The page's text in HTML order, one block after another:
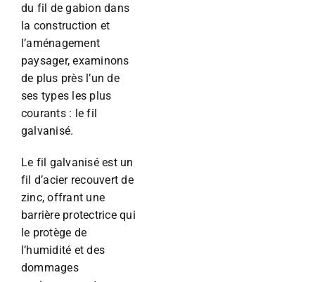
du fil de gabion dans
la construction et
l’aménagement
paysager, examinons
de plus près l’un de
ses types les plus
courants : le fil
galvanisé.
Le fil galvanisé est un
fil d’acier recouvert de
zinc, offrant une
barrière protectrice qui
le protège de
l’humidité et des
dommages